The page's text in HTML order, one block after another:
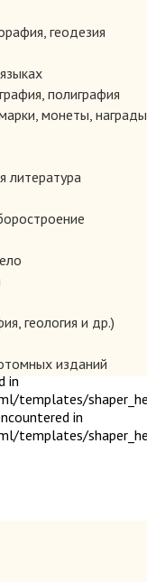
геодезия
полиграфия
монеты,
литература
геология и др.)
изданий
дипломатия
книг
in
templates/
in
templates/